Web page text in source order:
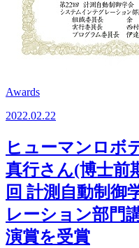
Awards
2022.02.22
ヒューマンロボ
真行さん(博士前
回 計測自動制御
レーション部門
演賞を受賞